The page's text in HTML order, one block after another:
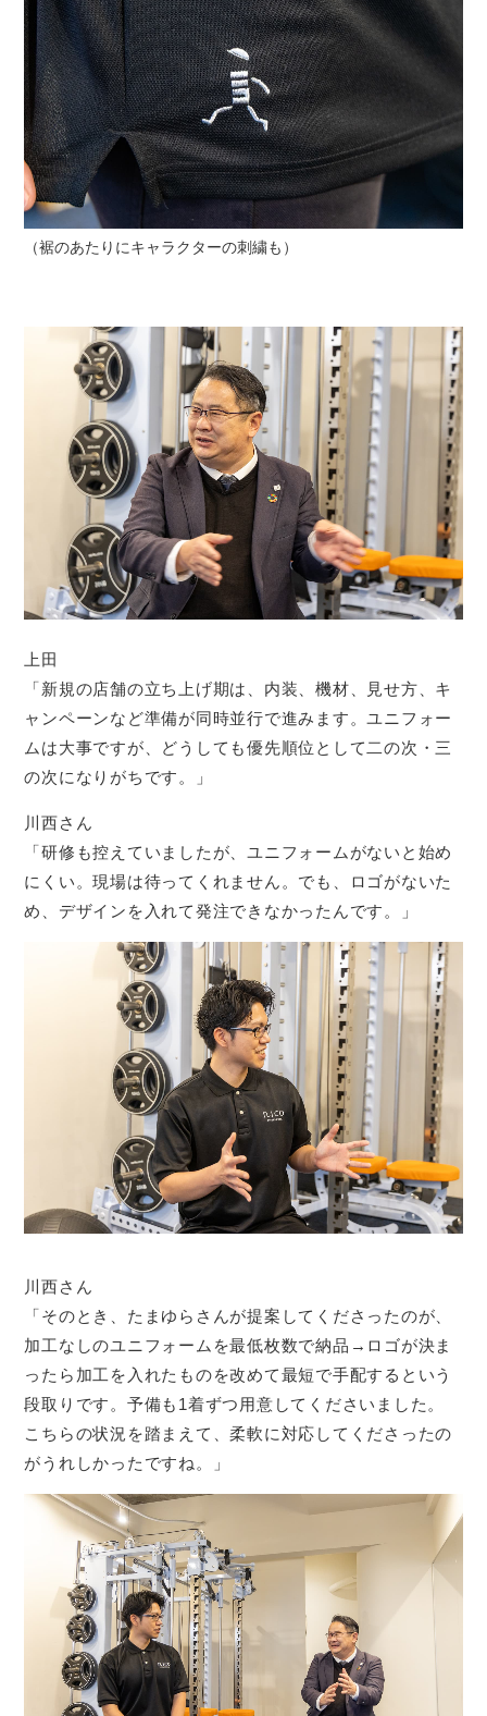
（裾のあたりにキャラクターの刺繍も）
上田
「新規の店舗の立ち上げ期は、内装、機材、見せ方、キ
ャンペーンなど準備が同時並行で進みます。ユニフォー
ムは大事ですが、どうしても優先順位として二の次・三
の次になりがちです。」
川西さん
「研修も控えていましたが、ユニフォームがないと始め
にくい。現場は待ってくれません。でも、ロゴがないた
め、デザインを入れて発注できなかったんです。」
川西さん
「そのとき、たまゆらさんが提案してくださったのが、
加工なしのユニフォームを最低枚数で納品→ロゴが決ま
ったら加工を入れたものを改めて最短で手配するという
段取りです。予備も1着ずつ用意してくださいました。
こちらの状況を踏まえて、柔軟に対応してくださったの
がうれしかったですね。」